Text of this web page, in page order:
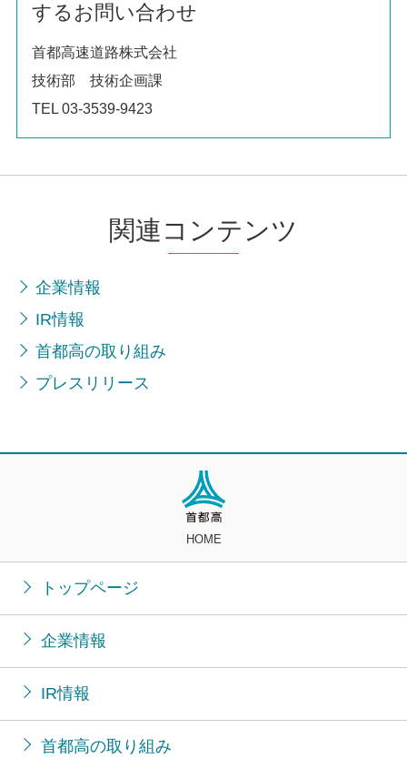
するお問い合わせ
首都高速道路株式会社
技術部 技術企画課
TEL 03-3539-9423
関連コンテンツ
企業情報
IR情報
首都高の取り組み
プレスリリース
HOME
トップページ
企業情報
IR情報
首都高の取り組み